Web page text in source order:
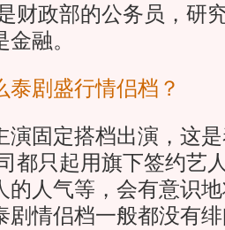
财政部的公务员，研
融。
泰剧盛行情侣档？
固定搭档出演，这是
都只起用旗下签约艺
的人气等，会有意识
剧情侣档一般都没有